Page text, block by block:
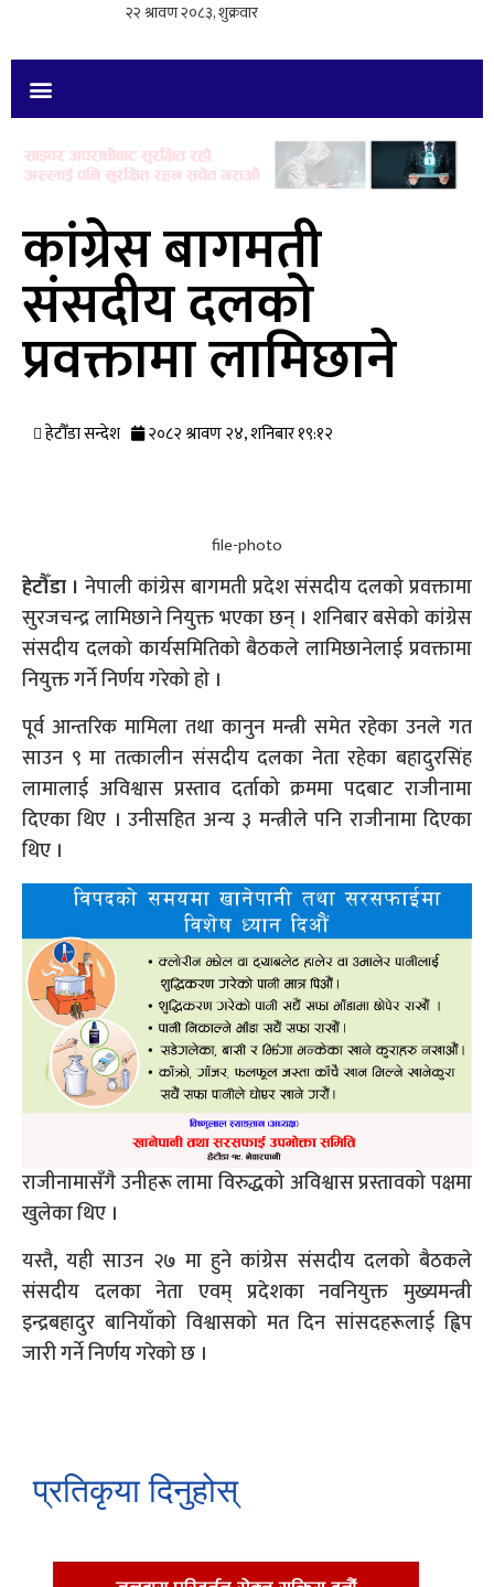
कांग्रेस बागमती
संसदीय दलको
प्रवक्तामा लामिछाने
हेटौँडा सन्देश २०८२ श्रावण २४, शनिबार १९:१२
file-photo
हेटौँडा । नेपाली कांग्रेस बागमती प्रदेश संसदीय दलको प्रवक्तामा
सुरजचन्द्र लामिछाने नियुक्त भएका छन् । शनिबार बसेको कांग्रेस
संसदीय दलको कार्यसमितिको बैठकले लामिछानेलाई प्रवक्तामा
नियुक्त गर्ने निर्णय गरेको हो ।
पूर्व आन्तरिक मामिला तथा कानुन मन्त्री समेत रहेका उनले गत
साउन ९ मा तत्कालीन संसदीय दलका नेता रहेका बहादुरसिंह
लामालाई अविश्वास प्रस्ताव दर्ताको क्रममा पदबाट राजीनामा
दिएका थिए । उनीसहित अन्य ३ मन्त्रीले पनि राजीनामा दिएका
थिए ।
राजीनामासँगै उनीहरू लामा विरुद्धको अविश्वास प्रस्तावको पक्षमा
खुलेका थिए ।
यस्तै, यही साउन २७ मा हुने कांग्रेस संसदीय दलको बैठकले
संसदीय दलका नेता एवम् प्रदेशका नवनियुक्त मुख्यमन्त्री
इन्द्रबहादुर बानियाँको विश्वासको मत दिन सांसदहरूलाई ह्विप
जारी गर्ने निर्णय गरेको छ ।
प्रतिकृया दिनुहोस्